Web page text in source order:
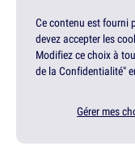
Ce contenu est fourni
devez accepter les
Modifiez ce choix à
de la Confidentialité"
Gérer mes